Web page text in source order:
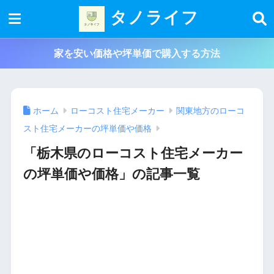
タノライフ
家を安い価格や坪単価で購入する方法
ホーム ローコスト住宅メーカー
関東地方のローコ
スト住宅メーカーの坪単価や価格
「栃木県のローコスト住宅メーカー
の坪単価や価格」の記事一覧